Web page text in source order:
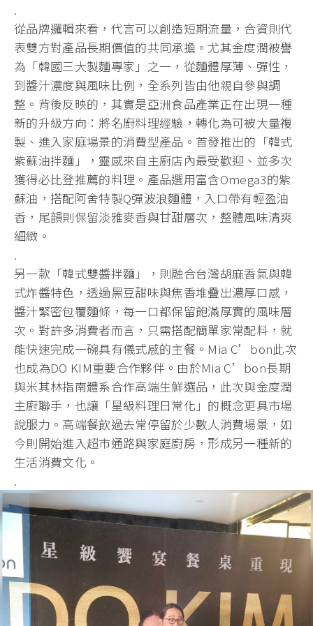
.
從品牌邏輯來看，代言可以創造短期流量，合資則代
表雙方對產品長期價值的共同承擔。尤其金度潤被譽
為「韓國三大製麵專家」之一，從麵體厚薄、彈性，
到醬汁濃度與風味比例，全系列皆由他親自參與調
整。背後反映的，其實是亞洲食品產業正在出現一種
新的升級方向：將名廚料理經驗，轉化為可被大量複
製、進入家庭場景的消費型產品。首發推出的「韓式
紫蘇油拌麵」，靈感來自主廚店內最受歡迎、並多次
獲得必比登推薦的料理。產品選用富含Omega3的紫
蘇油，搭配阿舍特製Q彈波浪麵體，入口帶有輕盈油
香，尾韻則保留淡雅麥香與甘甜層次，整體風味清爽
細緻。
.
另一款「韓式雙醬拌麵」，則融合台灣胡麻香氣與韓
式炸醬特色，透過黑豆甜味與焦香堆疊出濃厚口感，
醬汁緊密包覆麵條，每一口都保留飽滿厚實的風味層
次。對許多消費者而言，只需搭配簡單家常配料，就
能快速完成一碗具有儀式感的主餐。Mia C’bon此次
也成為DO KIM重要合作夥伴。由於Mia C’bon長期
與米其林指南體系合作高端生鮮選品，此次與金度潤
主廚聯手，也讓「星級料理日常化」的概念更具市場
說服力。高端餐飲過去常停留於少數人消費場景，如
今則開始進入超市通路與家庭廚房，形成另一種新的
生活消費文化。
.